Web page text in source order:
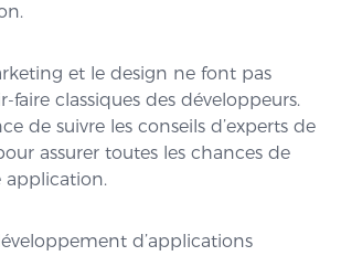
et le design ne font pas
faire classiques des développeurs.
de suivre les conseils d’experts de
assurer toutes les chances de
application.
d’applications